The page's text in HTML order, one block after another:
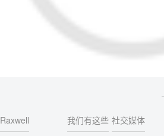
Raxwell 我们有这些 社交媒体